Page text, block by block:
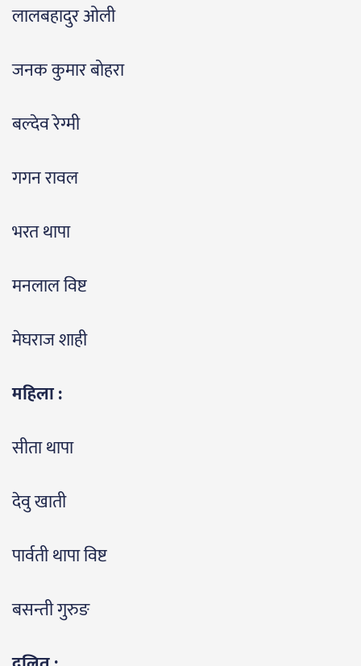
लालबहादुर ओली
जनक कुमार बोहरा
बल्देव रेग्मी
गगन रावल
भरत थापा
मनलाल विष्ट
मेघराज शाही
महिला :
सीता थापा
देवु खाती
पार्वती थापा विष्ट
बसन्ती गुरुङ